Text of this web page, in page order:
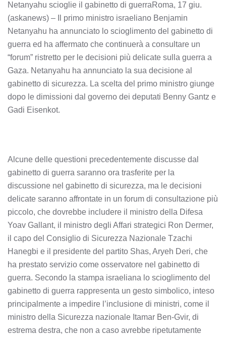
Netanyahu scioglie il gabinetto di guerraRoma, 17 giu.
(askanews) – Il primo ministro israeliano Benjamin
Netanyahu ha annunciato lo scioglimento del gabinetto di
guerra ed ha affermato che continuerà a consultare un
“forum” ristretto per le decisioni più delicate sulla guerra a
Gaza. Netanyahu ha annunciato la sua decisione al
gabinetto di sicurezza. La scelta del primo ministro giunge
dopo le dimissioni dal governo dei deputati Benny Gantz e
Gadi Eisenkot.
Alcune delle questioni precedentemente discusse dal
gabinetto di guerra saranno ora trasferite per la
discussione nel gabinetto di sicurezza, ma le decisioni
delicate saranno affrontate in un forum di consultazione più
piccolo, che dovrebbe includere il ministro della Difesa
Yoav Gallant, il ministro degli Affari strategici Ron Dermer,
il capo del Consiglio di Sicurezza Nazionale Tzachi
Hanegbi e il presidente del partito Shas, Aryeh Deri, che
ha prestato servizio come osservatore nel gabinetto di
guerra. Secondo la stampa israeliana lo scioglimento del
gabinetto di guerra rappresenta un gesto simbolico, inteso
principalmente a impedire l’inclusione di ministri, come il
ministro della Sicurezza nazionale Itamar Ben-Gvir, di
estrema destra, che non a caso avrebbe ripetutamente